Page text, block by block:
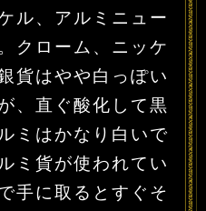
ル、アルミニュー
クローム、ニッケ
貨はやや白っぽい
、直ぐ酸化して黒
ミはかなり白いで
ミ貨が使われてい
手に取るとすぐそ